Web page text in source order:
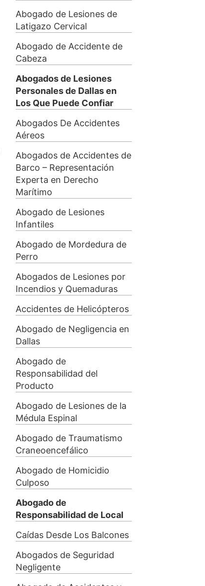
Abogado de Lesiones de
Latigazo Cervical
Abogado de Accidente de
Cabeza
Abogados de Lesiones
Personales de Dallas en
Los Que Puede Confiar
Abogados De Accidentes
Aéreos
Abogados de Accidentes de
Barco – Representación
Experta en Derecho
Marítimo
Abogado de Lesiones
Infantiles
Abogado de Mordedura de
Perro
Abogados de Lesiones por
Incendios y Quemaduras
Accidentes de Helicópteros
Abogado de Negligencia en
Dallas
Abogado de
Responsabilidad del
Producto
Abogado de Lesiones de la
Médula Espinal
Abogado de Traumatismo
Craneoencefálico
Abogado de Homicidio
Culposo
Abogado de
Responsabilidad de Local
Caídas Desde Los Balcones
Abogados de Seguridad
Negligente